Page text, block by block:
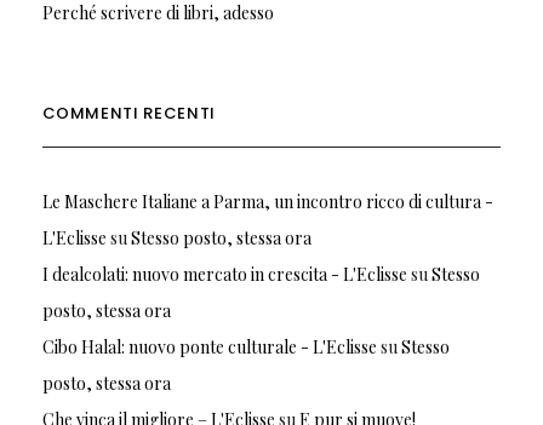
Perché scrivere di libri, adesso
COMMENTI RECENTI
Le Maschere Italiane a Parma, un incontro ricco di cultura -
L'Eclisse suStesso posto, stessa ora
I dealcolati: nuovo mercato in crescita - L'Eclisse suStesso
posto, stessa ora
Cibo Halal: nuovo ponte culturale - L'Eclisse suStesso
posto, stessa ora
Che vinca il migliore – L'Eclisse suE pur si muove!